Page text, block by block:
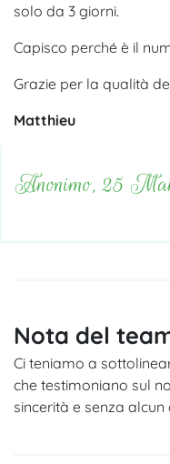
solo da 3 giorni.
Capisco perché è il
Grazie per la qualità
Matthieu
Anonimo, 25
Nota del
Ci teniamo a
che testimoniano sul
sincerità e senza